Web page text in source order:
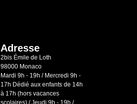
Adresse
2bis Émile de Loth
98000 Monaco
Mardi 9h - 19h / Mercredi 9h -
17h Dédié aux enfants de 14h
à 17h (hors vacances
scolaires) / Jeudi 9h - 19h /